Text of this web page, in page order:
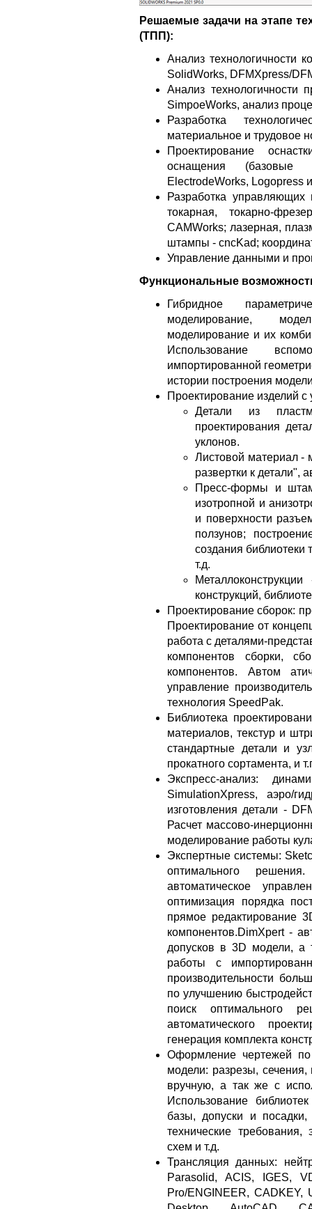
Решаемые задачи на этапе
(ТПП):
Анализ технологичности
SolidWorks, DFMXpress/
Анализ технологичности
SimpoeWorks, анализ
Разработка
материальное и трудовое
Проектирование
оснащения (базовые
ElectrodeWorks, Logopress
Разработка
токарная, токарно-
CAMWorks; лазерная,
штампы - cncKad;
Управление данными и
Функциональные
Гибридное
моделирование,
моделирование и их
Использование
импортированной
истории построения
Проектирование изделий с
Детали из
проектирования
уклонов.
Листовой материал -
развертки к детали",
Пресс-формы и
изотропной и
и поверхности
ползунов;
создания
т.д.
конструкций,
Проектирование сборок:
Проектирование от
работа с деталями-
компонентов сборки,
компонентов. Автом
управление
технология SpeedPak.
Библиотека
материалов, текстур и
стандартные детали и
прокатного сортамента, и
Экспресс-анализ:
SimulationXpress, аэро/
изготовления детали -
Расчет массово-
моделирование работы
Экспертные системы:
оптимального
автоматическое
оптимизация порядка
прямое редактирование
компонентов.DimXpert -
допусков в 3D модели, а
работы с
производительности
по улучшению
поиск оптимального
автоматического
генерация комплекта
Оформление чертежей
модели: разрезы,
вручную, а так же с
Использование
базы, допуски и
технические требования,
схем и т.д.
Трансляция данных:
Parasolid, ACIS, IGES,
Pro/ENGINEER, CADKEY,